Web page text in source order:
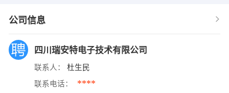
公司信息
四川瑞安特电子技术有限公司
联系人： 杜生民
联系电话： ****